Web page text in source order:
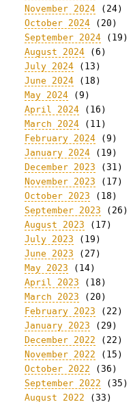
November 2024 (24)
October 2024 (20)
September 2024 (19)
August 2024 (6)
July 2024 (13)
June 2024 (18)
May 2024 (9)
April 2024 (16)
March 2024 (11)
February 2024 (9)
January 2024 (19)
December 2023 (31)
November 2023 (17)
October 2023 (18)
September 2023 (26)
August 2023 (17)
July 2023 (19)
June 2023 (27)
May 2023 (14)
April 2023 (18)
March 2023 (20)
February 2023 (22)
January 2023 (29)
December 2022 (22)
November 2022 (15)
October 2022 (36)
September 2022 (35)
August 2022 (33)